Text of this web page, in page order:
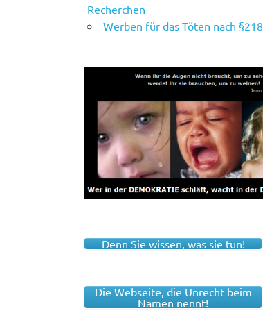
Recherchen
Werben für das Töten nach §218
Denn Sie wissen, was sie tun!
Die Webseite, die Unrecht beim
Namen nennt!